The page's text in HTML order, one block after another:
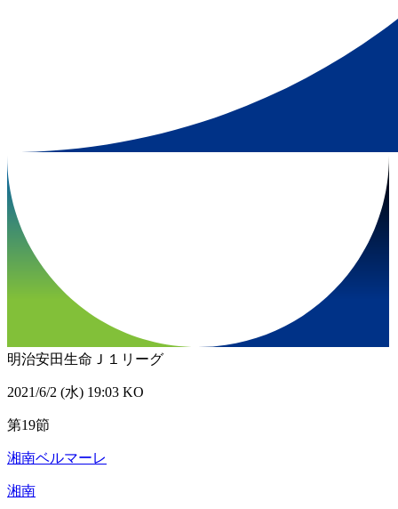
明治安田生命Ｊ１リーグ
2021/6/2 (水) 19:03 KO
第19節
湘南ベルマーレ
湘南